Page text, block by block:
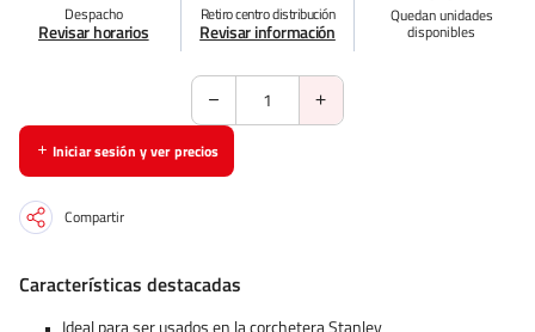
Despacho
Revisar horarios
Retiro centro distribución
Revisar información
Quedanunidades
disponibles
Iniciar sesión y ver precios
Compartir
Características destacadas
Ideal para ser usados en la corchetera Stanley